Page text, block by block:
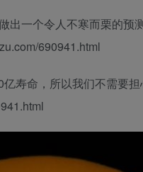
出一个令人不寒而栗的预
690941.html
寿命，所以我们不需要担